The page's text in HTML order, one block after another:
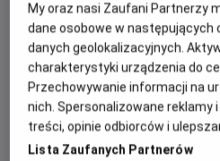
SUPERMAN
SUPERGIRL(
Jesteśmy przekonani, że taka
w piersiach akcji, humoru i
powrocie do domu nie pozwoli
na to gotowi?
My oraz nasi Zaufani Partnerzy
dane osobowe w następujących
danych geolokalizacyjnych.
charakterystyki urządzenia do
Przechowywanie informacji na
nich. Spersonalizowane reklamy
treści, opinie odbiorców i
Lista Zaufanych Partnerów